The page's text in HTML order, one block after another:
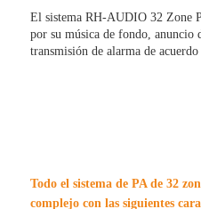
El sistema RH-AUDIO 32 Zone
por su música de fondo, anuncio
transmisión de alarma de
Todo el sistema de PA de 32
complejo con las siguientes